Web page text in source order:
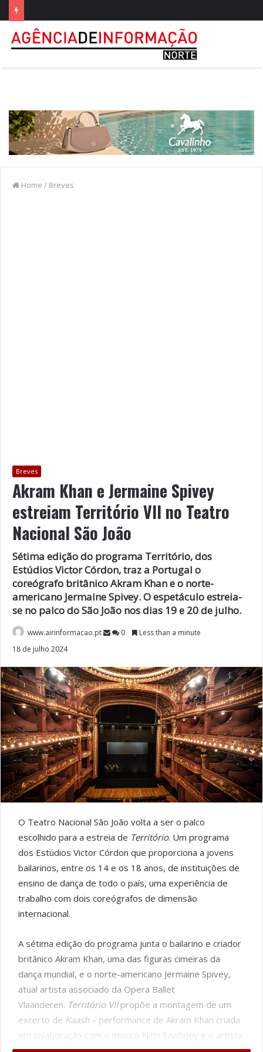
Home / Breves
Breves
Akram Khan e Jermaine Spivey
estreiam Território VII no Teatro
Nacional São João
Sétima edição do programa Território, dos
Estúdios Victor Córdon, traz a Portugal o
coreógrafo britânico Akram Khan e o norte-
americano Jermaine Spivey. O espetáculo estreia-
se no palco do São João nos dias 19 e 20 de julho.
www.airinformacao.pt 0
Less than a minute
18 de julho 2024
O Teatro Nacional São João volta a ser o palco
escolhido para a estreia de Território. Um programa
dos Estúdios Victor Córdon que proporciona a jovens
bailarinos, entre os 14 e os 18 anos, de instituições de
ensino de dança de todo o país, uma experiência de
trabalho com dois coreógrafos de dimensão
internacional.
A sétima edição do programa junta o bailarino e criador
britânico Akram Khan, uma das figuras cimeiras da
dança mundial, e o norte-americano Jermaine Spivey,
atual artista associado da Opera Ballet
Vlaanderen. Território VIIpropõe a montagem de um
excerto de Kaash – performance de Akram Khan criada
em colaboração com o músico Nitin Sawhney e o artista